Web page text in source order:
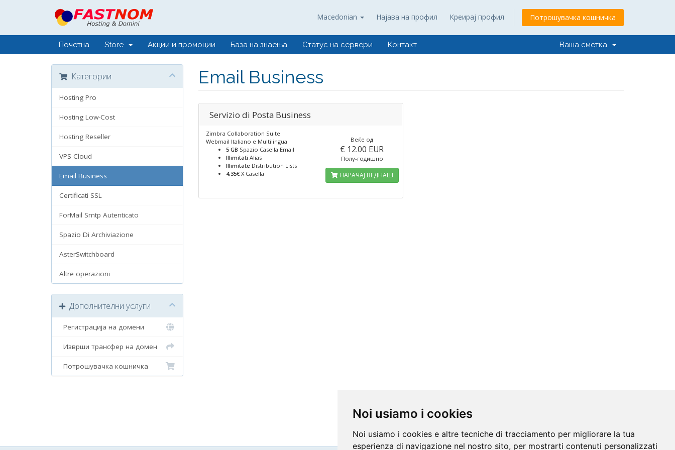
Noi usiamo i cookies
Noi usiamo i cookies e altre tecniche di tracciamento per migliorare la tua
esperienza di navigazione nel nostro sito, per mostrarti contenuti personalizzati
Macedonian Најава на профил Креирај профил Потрошувачка кошничка
Почетна Store Акции и промоции База на знаења Статус на сервери Контакт Ваша сметка
Email Business
Категории
Hosting Pro
Hosting Low-Cost
Hosting Reseller
VPS Cloud
Email Business
Certificati SSL
ForMail Smtp Autenticato
Spazio Di Archiviazione
AsterSwitchboard
Altre operazioni
Дополнителни услуги
Регистрација на домени
Изврши трансфер на домен
Потрошувачка кошничка
Servizio di Posta Business
Zimbra Collaboration Suite
Webmail Italiano e Multilingua
5 GB Spazio Casella Email
Illimitati Alias
IllimitateDistribution Lists
4,35€X Casella
Веќе од
€ 12.00 EUR
Полу-годишно
НАРАЧАЈ ВЕДНАШ